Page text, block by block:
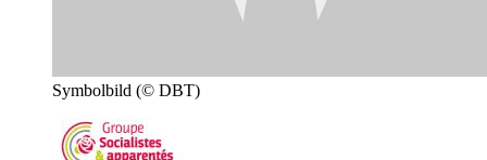
Symbolbild (© DBT)